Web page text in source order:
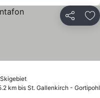
Teilen
km bis St. Gallenkirch - Gortipohl